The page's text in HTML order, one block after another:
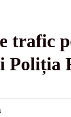
trafic
Poliția